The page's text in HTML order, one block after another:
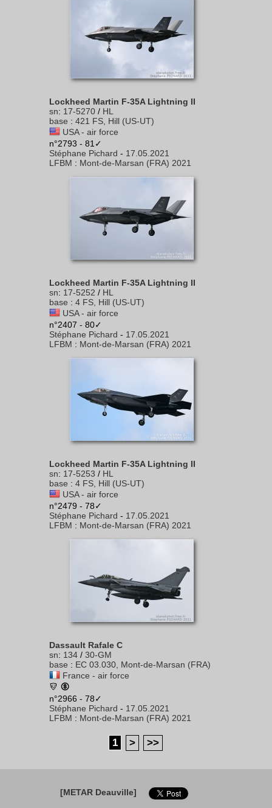
Lockheed Martin F-35A Lightning II
sn: 17-5270 / HL
base : 421 FS, Hill (US-UT)
USA - air force
n°2793 - 81✓
Stéphane Pichard - 17.05.2021
LFBM : Mont-de-Marsan (FRA) 2021
Lockheed Martin F-35A Lightning II
sn: 17-5252 / HL
base : 4 FS, Hill (US-UT)
USA - air force
n°2407 - 80✓
Stéphane Pichard - 17.05.2021
LFBM : Mont-de-Marsan (FRA) 2021
Lockheed Martin F-35A Lightning II
sn: 17-5253 / HL
base : 4 FS, Hill (US-UT)
USA - air force
n°2479 - 78✓
Stéphane Pichard - 17.05.2021
LFBM : Mont-de-Marsan (FRA) 2021
Dassault Rafale C
sn: 134 / 30-GM
base : EC 03.030, Mont-de-Marsan (FRA)
France - air force
n°2966 - 78✓
Stéphane Pichard - 17.05.2021
LFBM : Mont-de-Marsan (FRA) 2021
1 > >>
[METAR Deauville]